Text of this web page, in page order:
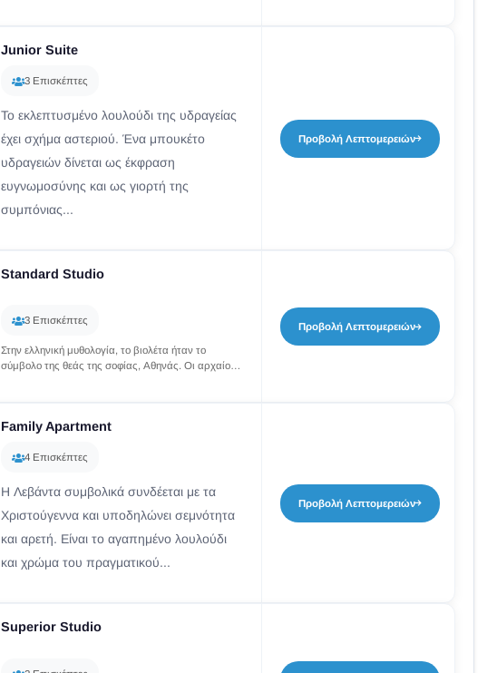
Junior Suite
3 Επισκέπτες
Το εκλεπτυσμένο λουλούδι της υδραγείας
έχει σχήμα αστεριού. Ένα μπουκέτο
υδραγειών δίνεται ως έκφραση
ευγνωμοσύνης και ως γιορτή της
συμπόνιας...
Προβολή Λεπτομερειών
Standard Studio
3 Επισκέπτες
Στην ελληνική μυθολογία, το βιολέτα ήταν το
σύμβολο της θεάς της σοφίας, Αθηνάς. Οι αρχαίοι
Προβολή Λεπτομερειών
Family Apartment
4 Επισκέπτες
Η Λεβάντα συμβολικά συνδέεται με τα
Χριστούγεννα και υποδηλώνει σεμνότητα
και αρετή. Είναι το αγαπημένο λουλούδι
και χρώμα του πραγματικού...
Προβολή Λεπτομερειών
Superior Studio